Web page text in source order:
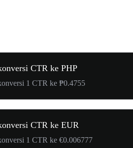
CTR ke PHP
1 CTR ke ₱0.4755
CTR ke EUR
1 CTR ke €0.006777